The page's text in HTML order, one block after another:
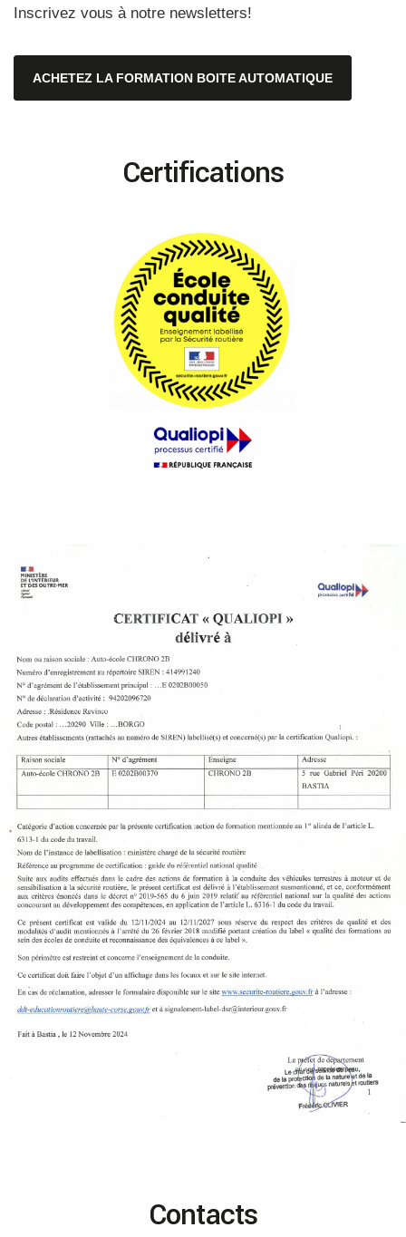
Inscrivez vous à notre newsletters!
ACHETEZ LA FORMATION BOITE AUTOMATIQUE
Certifications
Contacts